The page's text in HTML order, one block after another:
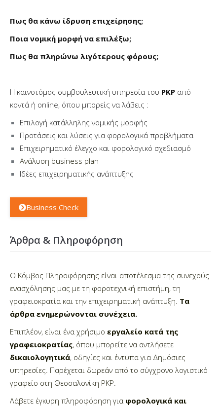
Πως θα κάνω ίδρυση επιχείρησης;
Ποια νομική μορφή να επιλέξω;
Πως θα πληρώνω λιγότερους φόρους;
H καινοτόμος συμβουλευτική υπηρεσία του PKP από
κοντά ή online, όπου μπορείς να λάβεις :
Επιλογή κατάλληλης νομικής μορφής
Προτάσεις και λύσεις για φορολογικά προβλήματα
Επιχειρηματικό έλεγχο και φορολογικό σχεδιασμό
Ανάλυση business plan
Ιδέες επιχειρηματικής ανάπτυξης
Business Check
Άρθρα & Πληροφόρηση
Ο Κόμβος Πληροφόρησης είναι αποτέλεσμα της συνεχούς
ενασχόλησης μας με τη φοροτεχνική επιστήμη, τη
γραφειοκρατία και την επιχειρηματική ανάπτυξη. Τα
άρθρα ενημερώνονται συνέχεια.
Επιπλέον, είναι ένα χρήσιμο εργαλείο κατά της
γραφειοκρατίας, όπου μπορείτε να αντλήσετε
δικαιολογητικά, οδηγίες και έντυπα για Δημόσιες
υπηρεσίες. Παρέχεται δωρεάν από το σύγχρονο λογιστικό
γραφείο στη Θεσσαλονίκη PKP.
Λάβετε έγκυρη πληροφόρηση για φορολογικά και